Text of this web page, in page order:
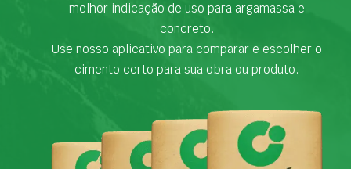
melhor indicação de uso para argamassa e
concreto.
Use nosso aplicativo para comparar e escolher o
cimento certo para sua obra ou produto.